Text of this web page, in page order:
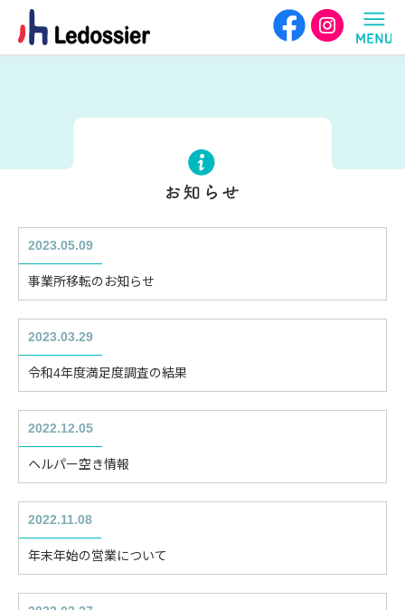
2023.05.09
事業所移転のお知らせ
2023.03.29
令和4年度満足度調査の結果
2022.12.05
ヘルパー空き情報
2022.11.08
年末年始の営業について